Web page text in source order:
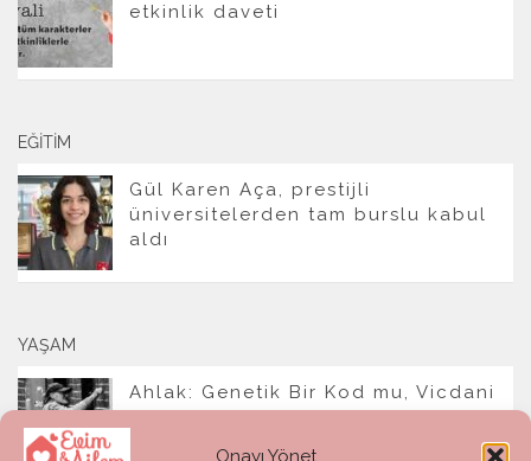
Onayı Yönet
etkinlik daveti
EĞITIM
Gül Karen Aça, prestijli
üniversitelerden tam burslu kabul
aldı
YAŞAM
Ahlak: Genetik Bir Kod mu, Vicdani